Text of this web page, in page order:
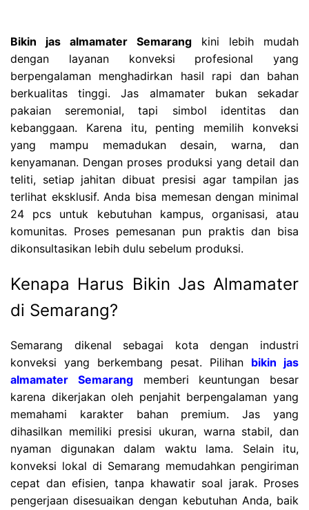
Bikin jas almamater Semarang kini lebih mudah
dengan layanan konveksi profesional yang
berpengalaman menghadirkan hasil rapi dan bahan
berkualitas tinggi. Jas almamater bukan sekadar
pakaian seremonial, tapi simbol identitas dan
kebanggaan. Karena itu, penting memilih konveksi
yang mampu memadukan desain, warna, dan
kenyamanan. Dengan proses produksi yang detail dan
teliti, setiap jahitan dibuat presisi agar tampilan jas
terlihat eksklusif. Anda bisa memesan dengan minimal
24 pcs untuk kebutuhan kampus, organisasi, atau
komunitas. Proses pemesanan pun praktis dan bisa
dikonsultasikan lebih dulu sebelum produksi.
Kenapa Harus Bikin Jas Almamater
di Semarang?
Semarang dikenal sebagai kota dengan industri
konveksi yang berkembang pesat. Pilihan bikin jas
almamater Semarangmemberi keuntungan besar
karena dikerjakan oleh penjahit berpengalaman yang
memahami karakter bahan premium. Jas yang
dihasilkan memiliki presisi ukuran, warna stabil, dan
nyaman digunakan dalam waktu lama. Selain itu,
konveksi lokal di Semarang memudahkan pengiriman
cepat dan efisien, tanpa khawatir soal jarak. Proses
pengerjaan disesuaikan dengan kebutuhan Anda, baik